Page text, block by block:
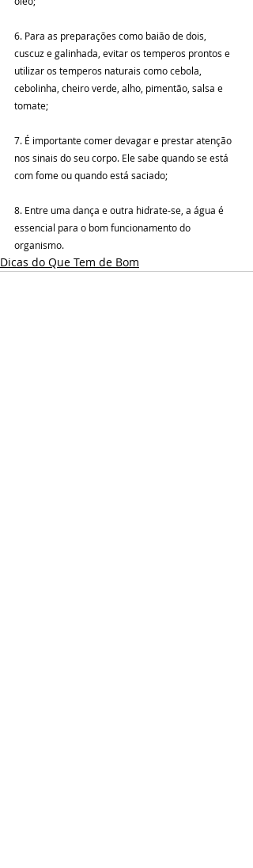
6. Para as preparações como baião de dois,
cuscuz e galinhada, evitar os temperos prontos e
utilizar os temperos naturais como cebola,
cebolinha, cheiro verde, alho, pimentão, salsa e
tomate;
7. É importante comer devagar e prestar atenção
nos sinais do seu corpo. Ele sabe quando se está
com fome ou quando está saciado;
8. Entre uma dança e outra hidrate-se, a água é
essencial para o bom funcionamento do
organismo.
Dicas do Que Tem de Bom